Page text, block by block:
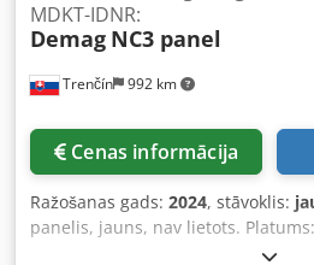
Trenčín 992 km
MDKT-IDNR:
Demag NC3 panel
Cenas informācija
Ražošanas gads: 2024, stāvoklis:
panelis, jauns, nav lietots.
cm, garums: 50 cm. Dcodpfx